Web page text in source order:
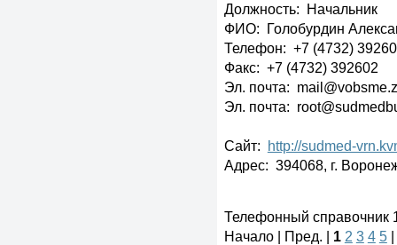
Должность: Начальник
ФИО: Голобурдин
Телефон: +7 (4732)
Факс: +7 (4732) 392602
Эл. почта:
Эл. почта:
Сайт: http://sudmed-
Адрес: 394068, г.
Телефонный справочник
Начало | Пред. | 1 2 3 4 5|